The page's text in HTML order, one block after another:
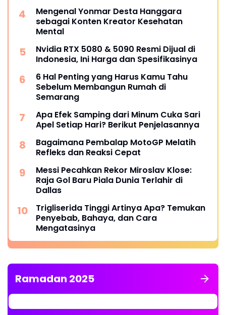
Mengenal Yonmar Desta Hanggara
sebagai Konten Kreator Kesehatan
Mental
Nvidia RTX 5080 & 5090 Resmi Dijual di
Indonesia, Ini Harga dan Spesifikasinya
6 Hal Penting yang Harus Kamu Tahu
Sebelum Membangun Rumah di
Semarang
Apa Efek Samping dari Minum Cuka Sari
Apel Setiap Hari? Berikut Penjelasannya
Bagaimana Pembalap MotoGP Melatih
Refleks dan Reaksi Cepat
Messi Pecahkan Rekor Miroslav Klose:
Raja Gol Baru Piala Dunia Terlahir di
Dallas
Trigliserida Tinggi Artinya Apa? Temukan
Penyebab, Bahaya, dan Cara
Mengatasinya
Ramadan 2025